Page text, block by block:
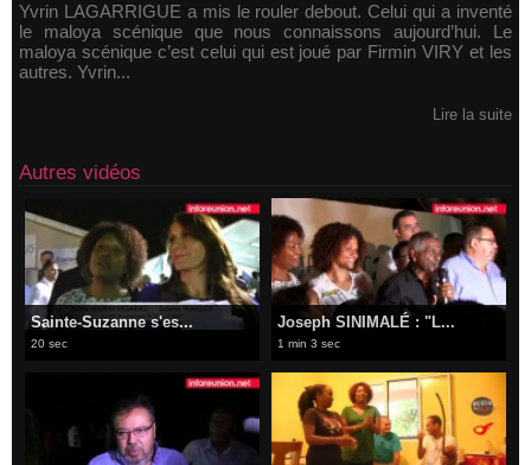
Yvrin LAGARRIGUE a mis le rouler debout. Celui qui a inventé
le maloya scénique que nous connaissons aujourd’hui. Le
maloya scénique c’est celui qui est joué par Firmin VIRY et les
autres. Yvrin...
Lire la suite
Autres vidéos
Sainte-Suzanne s'es...
20 sec
Joseph SINIMALÉ : "L...
1 min 3 sec